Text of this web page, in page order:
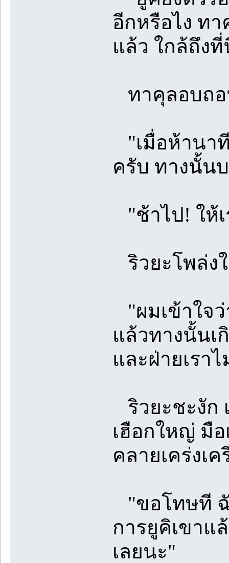
อีกหรือไง ท
แล้ว ใกล้ถึง
ทาคุลอบถอ
"เมื่อห้านา
ครับ ทางนั้น
"ช้าไป! ให้
ริวยะโพล่ง
"ผมเข้าใจ
แล้วทางนั้นเ
และฝ่ายเรา
ริวยะชะงัก
เฮือกใหญ่ มื
คลายเคร่งเ
"ขอโทษที ฉั
การยูคิเขาแ
เลยนะ"